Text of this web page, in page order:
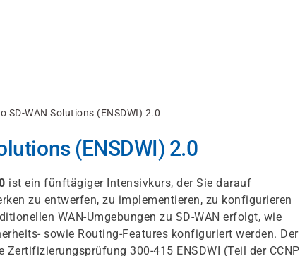
SD-WAN Solutions (ENSDWI) 2.0
(ENSDWI) 2.0
ist ein fünftägiger Intensivkurs, der Sie darauf
zu entwerfen, zu implementieren, zu konfigurieren
WAN-Umgebungen zu SD-WAN erfolgt, wie
sowie Routing-Features konfiguriert werden. Der
300-415 ENSDWI (Teil der CCNP